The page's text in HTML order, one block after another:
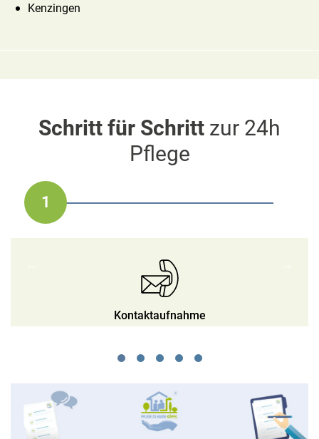
Kenzingen
Schritt für Schritt zur 24h
Pflege
1
Kontaktaufnahme
2
Bedarfsprofil & Angebot
3
Auswahl der Betreuungskraft
4
Beginn der Betreuung
5
Fortlaufende Betreuung